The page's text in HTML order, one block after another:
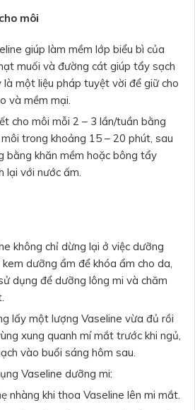
môi
giúp làm mềm lớp biểu bì của
muối và đường cát giúp tẩy sạch
một liệu pháp tuyệt vời để giữ cho
và mềm mại.
cho môi mỗi 2 – 3 lần/tuần bằng
trong khoảng 15 – 20 phút, sau
bằng khăn mềm hoặc bông tẩy
lại với nước ấm.
không chỉ dừng lại ở việc dưỡng
dưỡng ẩm để khóa ẩm cho da,
dụng để dưỡng lông mi và chăm
lấy một lượng Vaseline vừa đủ rồi
xung quanh mí mắt trước khi ngủ,
vào buổi sáng hôm sau.
Vaseline dưỡng mi:
nhàng khi thoa Vaseline lên mi mắt.